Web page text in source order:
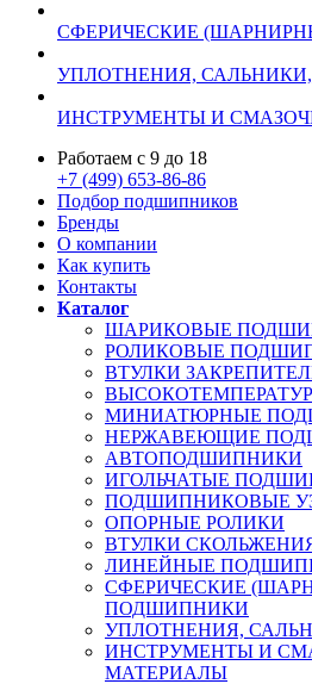
СФЕРИЧЕСКИЕ
УПЛОТНЕНИЯ,
ИНСТРУМЕНТЫ И
Работаем с 9 до 18
+7 (499) 653-86-86
Подбор подшипников
Бренды
О компании
Как купить
Контакты
Каталог
ШАРИКОВЫЕ
РОЛИКОВЫЕ
ВТУЛКИ
МИНИАТЮРНЫЕ
НЕРЖАВЕЮЩИЕ
АВТОПОДШИПНИКИ
ИГОЛЬЧАТЫЕ
ПОДШИПНИКОВЫЕ
ОПОРНЫЕ РОЛИКИ
ВТУЛКИ
ЛИНЕЙНЫЕ
СФЕРИЧЕСКИЕ
ПОДШИПНИКИ
УПЛОТНЕНИЯ,
ИНСТРУМЕНТЫ И
МАТЕРИАЛЫ